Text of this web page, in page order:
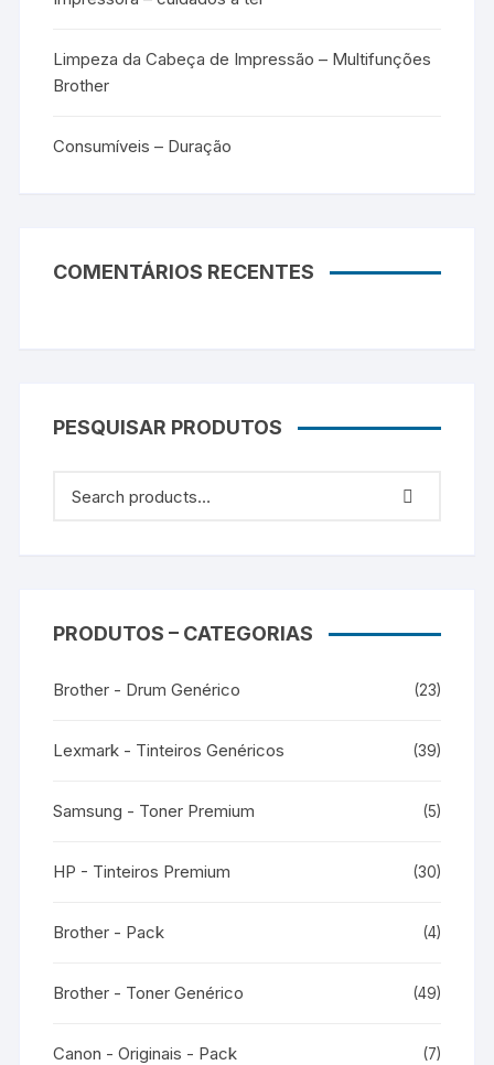
Limpeza da Cabeça de Impressão – Multifunções
Brother
Consumíveis – Duração
COMENTÁRIOS RECENTES
PESQUISAR PRODUTOS
PRODUTOS – CATEGORIAS
Brother - Drum Genérico (23)
Lexmark - Tinteiros Genéricos (39)
Samsung - Toner Premium (5)
HP - Tinteiros Premium (30)
Brother - Pack (4)
Brother - Toner Genérico (49)
Canon - Originais - Pack (7)